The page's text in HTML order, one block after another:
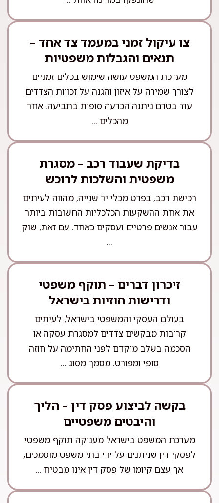
צו עיקול זמני במעמד צד אחד –
תנאים והגבלות משפטיות
מערכת המשפט עושה שימוש בכלים זמניים
לצורך שמירה על איזון והגנה על זכויות הצדדים
עוד בטרם ניתנה הכרעה סופית בתביעה. אחד
מהכלים ...
בדיקת שעבוד רכב – מסגרת
משפטית והשלכות לרוכש
רכישת רכב, בפרט מכלי יד שנייה, מהווה לעיתים
את אחת ההשקעות הכלכליות החשובות ביותר
עבור אנשים פרטיים ועסקים כאחד. עם זאת, שוק
...
זיכרון דברים – תוקף משפטי
ודרישות חוזיות בישראל
בעולם העסקי והמשפטי בישראל, לעיתים
קרובות מבקשים צדדים למסגרת עסקה או
הסכמה בשלב מוקדם לפני החתימה על חוזה
סופי ומפורט. מסמך מסוג ...
בקשה לביצוע פסק דין – הליך
והיבטים משפטיים
מערכת המשפט בישראל מעניקה תוקף משפטי
לפסקי דין שניתנים על ידי בתי משפט מוסמכים,
אך עצם קיומו של פסק דין אינו מבטיח ...